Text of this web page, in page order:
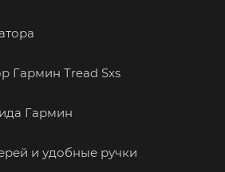
Гармин Tread Sxs
Гармин
и удобные ручки